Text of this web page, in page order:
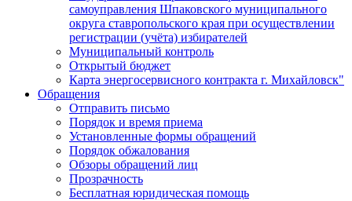
самоуправления Шпаковского муниципального
округа ставропольского края при осуществлении
регистрации (учёта) избирателей
Муниципальный контроль
Открытый бюджет
Карта энергосервисного контракта г. Михайловск"
Обращения
Отправить письмо
Порядок и время приема
Установленные формы обращений
Порядок обжалования
Обзоры обращений лиц
Прозрачность
Бесплатная юридическая помощь